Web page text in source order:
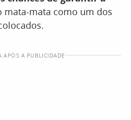
mata-mata como um dos
APÓS A PUBLICIDADE